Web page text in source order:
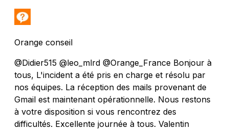
Orange conseil
@Didier515 @leo_mlrd @Orange_France Bonjour à
tous, L'incident a été pris en charge et résolu par
nos équipes. La réception des mails provenant de
Gmail est maintenant opérationnelle. Nous restons
à votre disposition si vous rencontrez des
difficultés. Excellente journée à tous. Valentin